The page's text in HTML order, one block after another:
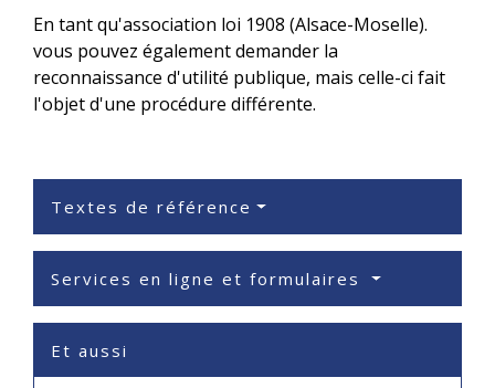
En tant qu'association loi 1908 (Alsace-Moselle).
vous pouvez également demander la
reconnaissance d'utilité publique, mais celle-ci fait
l'objet d'une procédure différente.
Textes de référence
Services en ligne et formulaires
Et aussi